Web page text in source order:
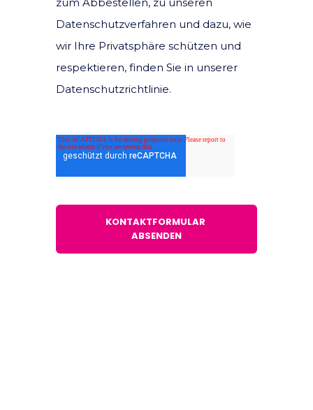
Datenschutzverfahren und dazu, wie
wir Ihre Privatsphäre schützen und
respektieren, finden Sie in unserer
Datenschutzrichtlinie.